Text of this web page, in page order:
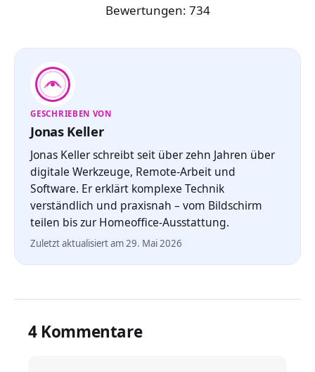
Bewertungen: 734
GESCHRIEBEN VON
Jonas Keller
Jonas Keller schreibt seit über zehn Jahren über
digitale Werkzeuge, Remote-Arbeit und
Software. Er erklärt komplexe Technik
verständlich und praxisnah – vom Bildschirm
teilen bis zur Homeoffice-Ausstattung.
Zuletzt aktualisiert am 29. Mai 2026
4 Kommentare